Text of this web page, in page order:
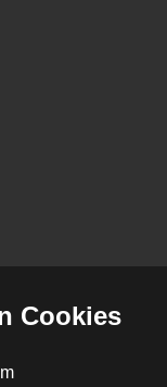
Cookies